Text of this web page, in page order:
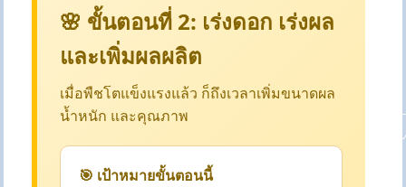
🌸 ขั้นตอนที่ 2: เร่งดอก เร่งผล
และเพิ่มผลผลิต
เมื่อพืชโตแข็งแรงแล้ว ก็ถึงเวลาเพิ่มขนาดผล
น้ำหนัก และคุณภาพ
🎯 เป้าหมายขั้นตอนนี้